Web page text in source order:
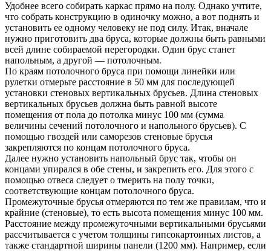
Удобнее всего собирать каркас прямо на полу. Однако учтите,
что собрать конструкцию в одиночку можно, а вот поднять и
установить ее одному человеку не под силу. Итак, вначале
нужно приготовить два бруса, которые должны быть равными
всей длине собираемой перегородки. Один брус станет
напольным, а другой — потолочным.
По краям потолочного бруса при помощи линейки или
рулетки отмерьте расстояние в 50 мм для последующей
установки стеновых вертикальных брусьев. Длина стеновых
вертикальных брусьев должна быть равной высоте
помещения от пола до потолка минус 100 мм (сумма
величины сечений потолочного и напольного брусьев). С
помощью гвоздей или саморезов стеновые брусья
закрепляются по концам потолочного бруса.
Далее нужно установить напольный брус так, чтобы он
концами упирался в обе стены, и закрепить его. Для этого с
помощью отвеса следует о тмерить на полу точки,
соответствующие концам потолочного бруса.
Промежуточные брусья отмеряются по тем же правилам, что и
крайние (стеновые), то есть высота помещения минус 100 мм.
Расстояние между промежуточными вертикальными брусьями
рассчитывается с учетом толщины гипсокартоиных листов, а
также стандартной ширины панели (1200 мм). Например, если